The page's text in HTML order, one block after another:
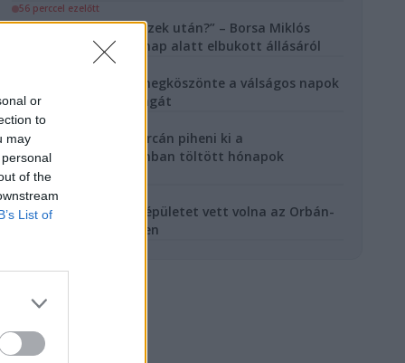
or
to
may
of the
List of
56 perccel ezelőtt
„Ki mer odamenni ezek után?” – Borsa Miklós
megszólalt az egy nap alatt elbukott állásáról
Forsthoffer Ágnes megköszönte a válságos napok
energiatakarékosságát
2 órával ezelőtt
Gáspár Evelin Mallorcán piheni ki a
Külügyminisztériumban töltött hónapok
fáradozásait
3 órával ezelőtt
7,2 milliárdos luxusépületet vett volna az Orbán-
kormány Brüsszelben